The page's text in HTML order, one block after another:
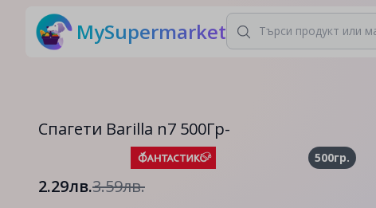
MySupermarket
Спагети Barilla n7 500Гр-
500гр.
2.29лв.3.59лв.